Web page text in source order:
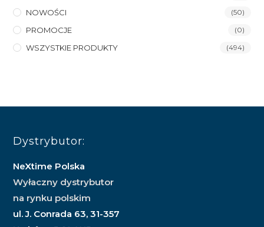
NOWOŚCI (50)
PROMOCJE (0)
WSZYSTKIE PRODUKTY (494)
Dystrybutor:
NeXtime Polska
Wyłaczny dystrybutor
na rynku polskim
ul. J. Conrada 63, 31-357